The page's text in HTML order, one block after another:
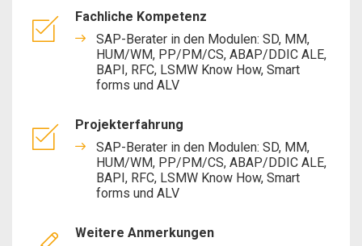
Fachliche Kompetenz
SAP-Berater in den Modulen: SD, MM,
HUM/WM, PP/PM/CS, ABAP/DDIC ALE,
BAPI, RFC, LSMW Know How, Smart
forms und ALV
Projekterfahrung
SAP-Berater in den Modulen: SD, MM,
HUM/WM, PP/PM/CS, ABAP/DDIC ALE,
BAPI, RFC, LSMW Know How, Smart
forms und ALV
Weitere Anmerkungen